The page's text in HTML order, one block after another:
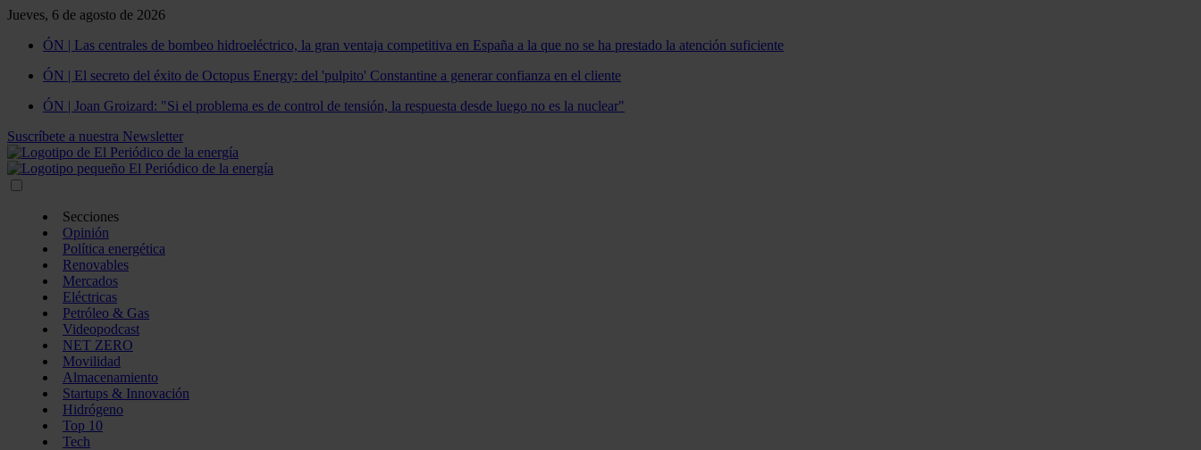
Jueves, 6 de agosto de 2026
ÓN | Las centrales de bombeo hidroeléctrico, la gran ventaja competitiva en España a la que no se ha prestado la atención suficiente
ÓN | El secreto del éxito de Octopus Energy: del 'pulpito' Constantine a generar confianza en el cliente
ÓN | Joan Groizard: "Si el problema es de control de tensión, la respuesta desde luego no es la nuclear"
Suscríbete a nuestra Newsletter
Secciones
Opinión
Política energética
Renovables
Mercados
Eléctricas
Petróleo & Gas
Videopodcast
NET ZERO
Movilidad
Almacenamiento
Startups & Innovación
Hidrógeno
Top 10
Tech